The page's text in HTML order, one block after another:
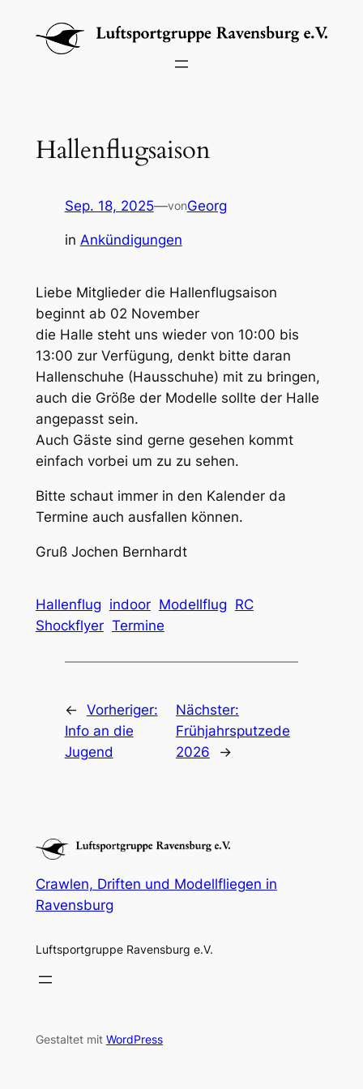
Inhalt
springen
Hallenflugsaison
Sep. 18, 2025—vonGeorg
in Ankündigungen
Liebe Mitglieder die Hallenflugsaison
beginnt ab 02 November
die Halle steht uns wieder von 10:00 bis
13:00 zur Verfügung, denkt bitte daran
Hallenschuhe (Hausschuhe) mit zu bringen,
auch die Größe der Modelle sollte der Halle
angepasst sein.
Auch Gäste sind gerne gesehen kommt
einfach vorbei um zu zu sehen.
Bitte schaut immer in den Kalender da
Termine auch ausfallen können.
Gruß Jochen Bernhardt
Hallenflug indoor Modellflug RC
Shockflyer Termine
← Vorheriger:
Info an die
Jugend
Nächster:
Frühjahrsputzede
2026
→
Crawlen, Driften und Modellfliegen in
Ravensburg
Luftsportgruppe Ravensburg e.V.
Gestaltet mit WordPress